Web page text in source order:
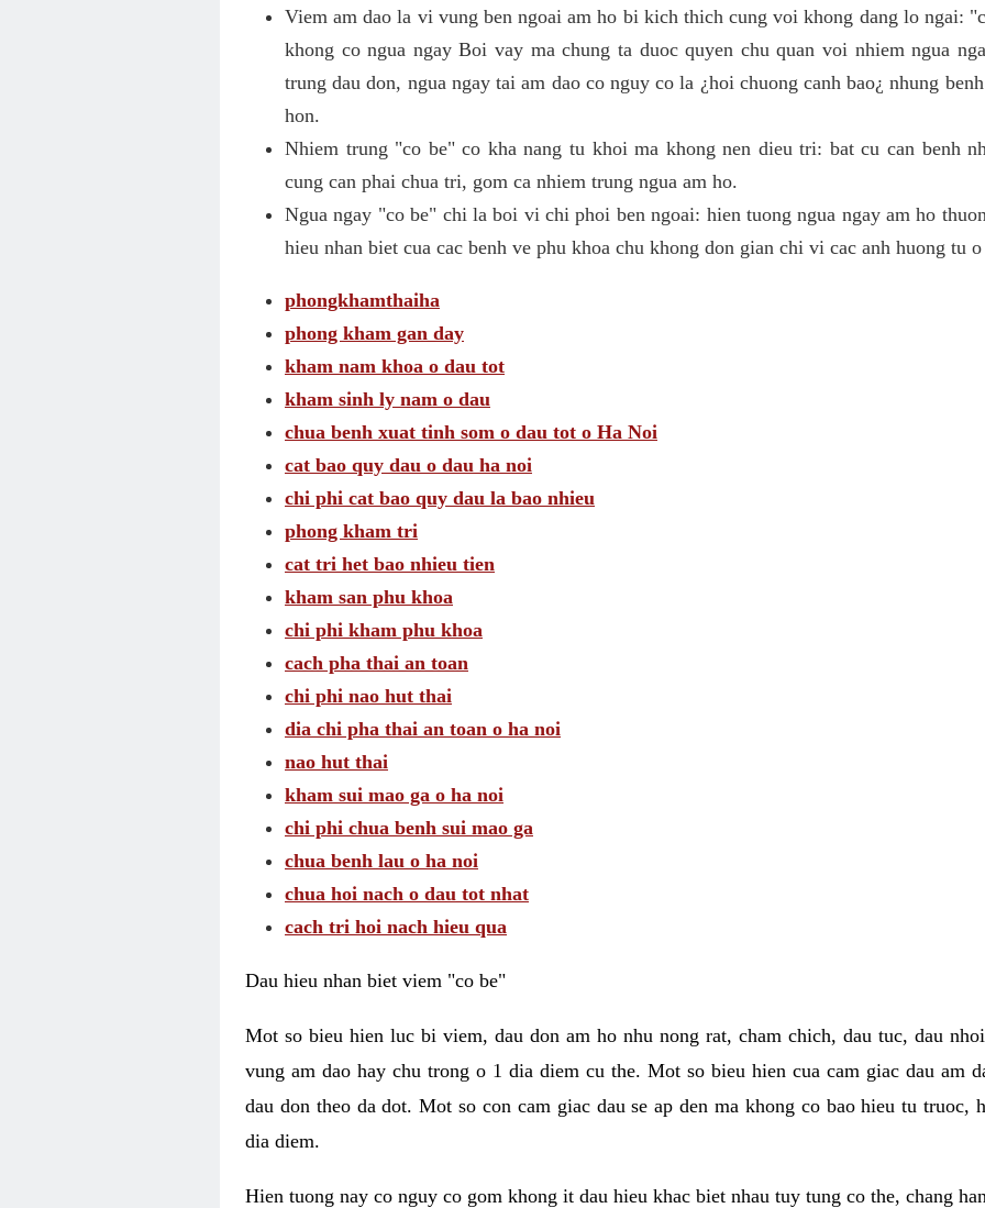
Viem am dao la vi vung ben ngoai am ho bi kich thich cung voi khong dang lo ngai:
khong co ngua ngay Boi vay ma chung ta duoc quyen chu quan voi nhiem ngua
trung dau don, ngua ngay tai am dao co nguy co la ¿hoi chuong canh bao¿ nhung
hon.
Nhiem trung "co be" co kha nang tu khoi ma khong nen dieu tri: bat cu can benh
cung can phai chua tri, gom ca nhiem trung ngua am ho.
Ngua ngay "co be" chi la boi vi chi phoi ben ngoai: hien tuong ngua ngay am ho
hieu nhan biet cua cac benh ve phu khoa chu khong don gian chi vi cac anh huong tu
phongkhamthaiha
phong kham gan day
kham nam khoa o dau tot
kham sinh ly nam o dau
chua benh xuat tinh som o dau tot o Ha Noi
cat bao quy dau o dau ha noi
chi phi cat bao quy dau la bao nhieu
phong kham tri
cat tri het bao nhieu tien
kham san phu khoa
chi phi kham phu khoa
cach pha thai an toan
chi phi nao hut thai
dia chi pha thai an toan o ha noi
nao hut thai
kham sui mao ga o ha noi
chi phi chua benh sui mao ga
chua benh lau o ha noi
chua hoi nach o dau tot nhat
cach tri hoi nach hieu qua
Dau hieu nhan biet viem "co be"
Mot so bieu hien luc bi viem, dau don am ho nhu nong rat, cham chich, dau tuc, dau
vung am dao hay chu trong o 1 dia diem cu the. Mot so bieu hien cua cam giac dau am
dau don theo da dot. Mot so con cam giac dau se ap den ma khong co bao hieu tu truoc,
dia diem.
Hien tuong nay co nguy co gom khong it dau hieu khac biet nhau tuy tung co the, chang